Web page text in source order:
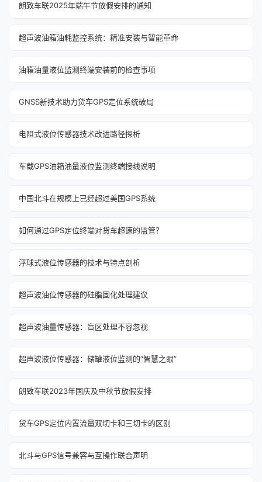
朗致车联2025年端午节放假安排的通知‌
超声波油箱油耗监控系统：精准安装与智能革命
油箱油量液位监测终端安装前的检查事项
GNSS新技术助力货车GPS定位系统破局
电阻式液位传感器技术改进路径探析
车载GPS油箱油量液位监测终端接线说明
中国北斗在规模上已经超过美国GPS系统
如何通过GPS定位终端对货车超速的监管？
浮球式液位传感器的技术与特点剖析
超声波油位传感器的硅脂固化处理建议
超声波油量传感器：盲区处理不容忽视
超声波液位传感器：储罐液位监测的“智慧之眼”
朗致车联2023年国庆及中秋节放假安排
货车GPS定位内置流量双切卡和三切卡的区别
北斗与GPS信号兼容与互操作联合声明